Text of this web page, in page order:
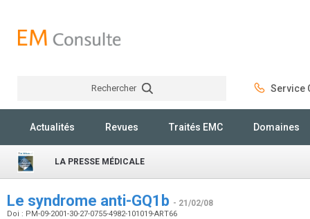
Rechercher Service
Actualités Revues Traités EMC Domaines
LA PRESSE MÉDICALE
Le syndrome anti-GQ1b - 21/02/08
Doi : PM-09-2001-30-27-0755-4982-101019-ART66